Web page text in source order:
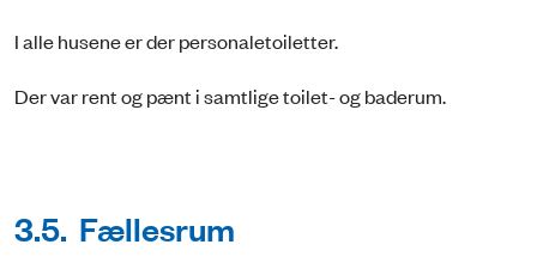
I alle husene er der personaletoiletter.
Der var rent og pænt i samtlige toilet- og baderum.
3.5. Fællesrum